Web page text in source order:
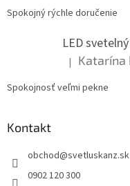
Spokojný rýchle doručenie
Hodnotenie
| Katarína
Spokojnosť veľmi pekne
Kontakt
obchod@svetluskanz.sk
0902 120 300